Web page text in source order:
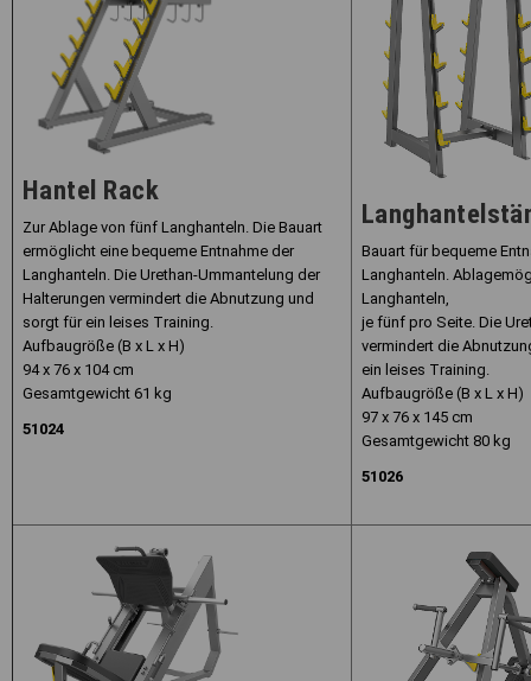
Hantel Rack
Zur Ablage von fünf Langhanteln. Die Bauart
ermöglicht eine bequeme Entnahme der
Langhanteln. Die Urethan-Ummantelung der
Halterungen vermindert die Abnutzung und
sorgt für ein leises Training.
Aufbaugröße (B x L x H)
94 x 76 x 104 cm
Gesamtgewicht 61 kg
51024
Bauart für bequeme
Langhanteln.
Langhanteln,
je fünf pro Seite. Die
vermindert die
ein leises Training.
Aufbaugröße (B x L x H)
97 x 76 x 145 cm
Gesamtgewicht 80 kg
51026